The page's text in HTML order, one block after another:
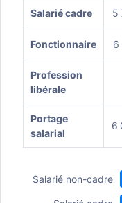
Salarié cadre 5
Fonctionnaire 6
Profession
libérale
Portage
salarial
6
Salarié non-cadre